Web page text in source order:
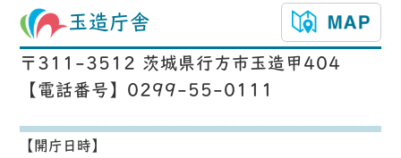
玉造庁舎
〒311-3512 茨城県行方市玉造甲404
【電話番号】0299-55-0111
【開庁日時】